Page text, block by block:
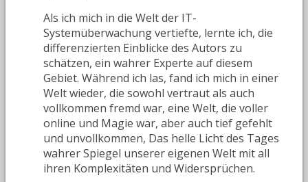
Als ich mich in die Welt der IT-
Systemüberwachung vertiefte, lernte ich, die
differenzierten Einblicke des Autors zu
schätzen, ein wahrer Experte auf diesem
Gebiet. Während ich las, fand ich mich in einer
Welt wieder, die sowohl vertraut als auch
vollkommen fremd war, eine Welt, die voller
online und Magie war, aber auch tief gefehlt
und unvollkommen, Das helle Licht des Tages
wahrer Spiegel unserer eigenen Welt mit all
ihren Komplexitäten und Widersprüchen.